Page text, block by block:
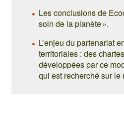
Les conclusions de
soin de la planète ».
L’enjeu du partenariat
territoriales : des
développées par ce
qui est recherché sur le